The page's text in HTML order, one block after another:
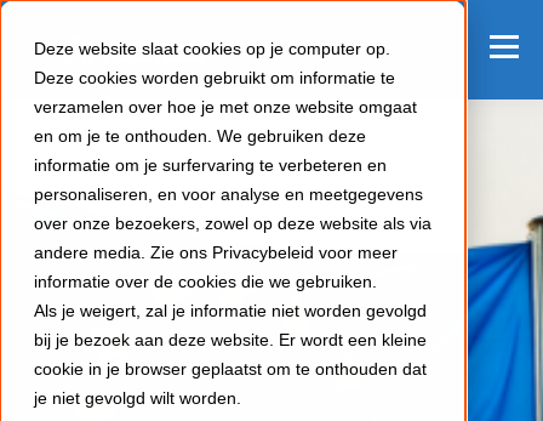
Deze website slaat cookies op je computer op.
Deze cookies worden gebruikt om informatie te
verzamelen over hoe je met onze website omgaat
en om je te onthouden. We gebruiken deze
informatie om je surfervaring te verbeteren en
personaliseren, en voor analyse en meetgegevens
over onze bezoekers, zowel op deze website als via
andere media. Zie ons Privacybeleid voor meer
informatie over de cookies die we gebruiken.
Als je weigert, zal je informatie niet worden gevolgd
bij je bezoek aan deze website. Er wordt een kleine
cookie in je browser geplaatst om te onthouden dat
je niet gevolgd wilt worden.